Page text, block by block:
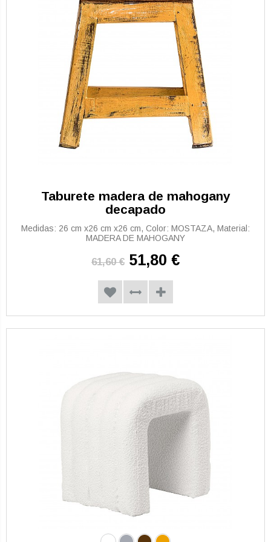
Taburete madera de mahogany
decapado
Medidas: 26 cm x26 cm x26 cm, Color: MOSTAZA, Material:
MADERA DE MAHOGANY
61,60 € 51,80 €